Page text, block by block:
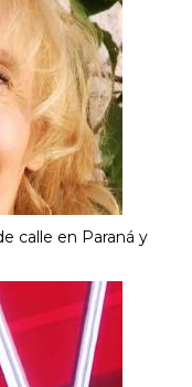
calle en Paraná y